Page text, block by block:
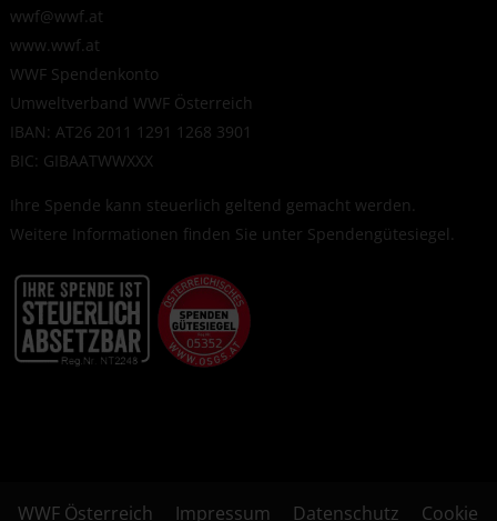
wwf@wwf.at
www.wwf.at
WWF Spendenkonto
Umweltverband WWF Österreich
IBAN: AT26 2011 1291 1268 3901
BIC: GIBAATWWXXX
Ihre Spende kann steuerlich geltend gemacht werden.
Weitere Informationen finden Sie unter Spendengütesiegel.
WWF Österreich Impressum Datenschutz Cookie